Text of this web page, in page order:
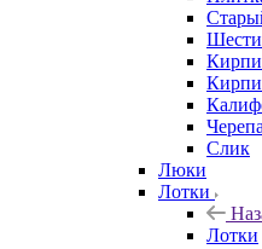
Слик
Люки
Лотки
Лотки